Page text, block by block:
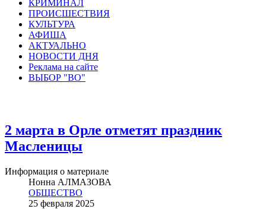
КРИМИНАЛ
ПРОИСШЕСТВИЯ
КУЛЬТУРА
АФИША
АКТУАЛЬНО
НОВОСТИ ДНЯ
Реклама на сайте
ВЫБОР "ВО"
2 марта в Орле отметят праздник
Масленицы
Информация о материале
Нонна АЛМАЗОВА
ОБЩЕСТВО
25 февраля 2025